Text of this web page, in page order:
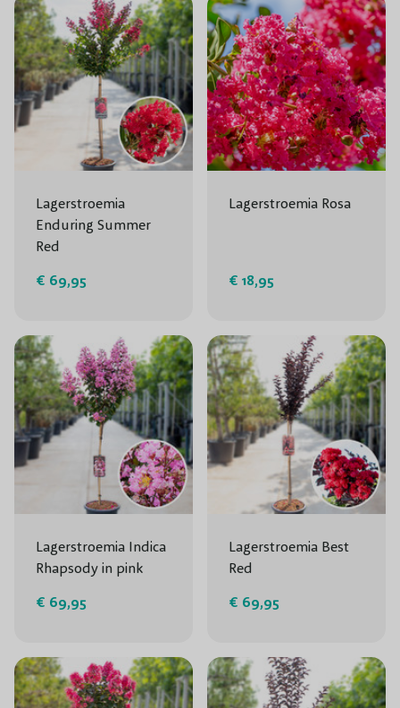
Lagerstroemia
Enduring Summer
Red
€ 69,95
Lagerstroemia Rosa
€ 18,95
Lagerstroemia Indica
Rhapsody in pink
€ 69,95
Lagerstroemia Best
Red
€ 69,95